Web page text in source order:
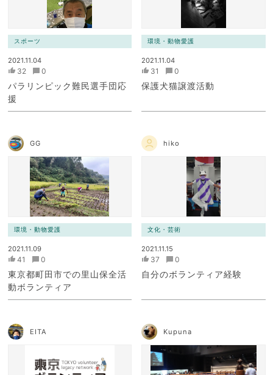
スポーツ
2021.11.04
32 0
パラリンピック難民選手団応
援
環境・動物愛護
2021.11.04
31 0
保護犬猫譲渡活動
GG
環境・動物愛護
2021.11.09
41 0
東京都町田市での里山保全活
動ボランティア
hiko
文化・芸術
2021.11.15
37 0
自分のボランティア経験
EITA Kupuna